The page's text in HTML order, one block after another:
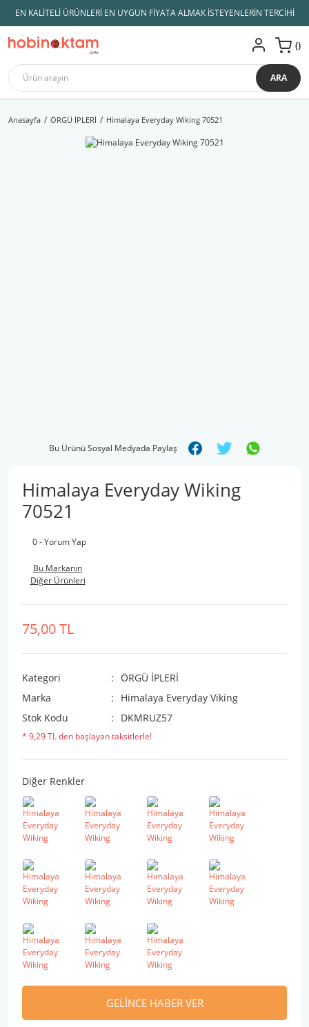
EN KALİTELİ ÜRÜNLERİ EN UYGUN FİYATA ALMAK İSTEYENLERİN TERCİHİ
ARA
Anasayfa ÖRGÜ İPLERİ Himalaya Everyday Wiking 70521
Bu Ürünü Sosyal Medyada Paylaş
Himalaya Everyday Wiking
70521
0 - Yorum Yap
Bu Markanın
Diğer Ürünleri
75,00 TL
Kategori
ÖRGÜ İPLERİ
Marka
Himalaya Everyday Viking
Stok Kodu
DKMRUZ57
* 9,29 TL den başlayan taksitlerle!
Diğer Renkler
GELİNCE HABER VER